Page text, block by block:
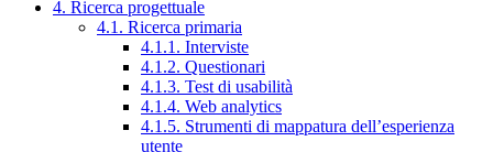
4. Ricerca progettuale
4.1. Ricerca primaria
4.1.1. Interviste
4.1.2. Questionari
4.1.3. Test di usabilità
4.1.4. Web analytics
4.1.5. Strumenti di mappatura dell’esperienza
utente